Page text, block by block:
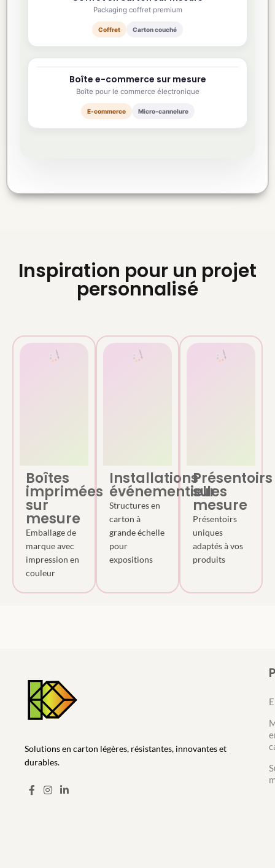
Packaging coffret premium
Coffret Carton couché
250×200×90 mm
Boîte e-commerce sur mesure
Boîte pour le commerce électronique
E-commerce Micro-cannelure
Inspiration pour un projet
personnalisé
Boîtes
imprimées
sur
mesure
Emballage de
marque avec
impression en
couleur
Installations
événementielles
Structures en
carton à
grande échelle
pour
expositions
Présentoirs
sur
mesure
Présentoirs
uniques
adaptés à vos
produits
Solutions en carton légères, résistantes, innovantes et
durables.